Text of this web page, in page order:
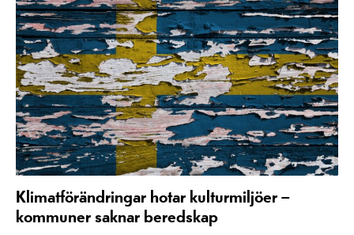
Klimatförändringar hotar kulturmiljöer –
kommuner saknar beredskap